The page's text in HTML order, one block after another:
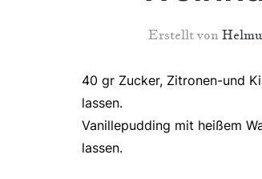
Erstellt von
40 gr Zucker, Zitronen-und
lassen.
Vanillepudding mit heißem
lassen.